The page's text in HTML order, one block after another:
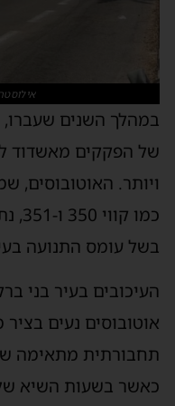
במהלך השנים שעברו,
של הפקקים מאשדוד
ויותר. האוטובוסים,
כמו
בשל עומס התנועה
העיכובים בעיר בני
אוטובוסים נעים
תחבורתית מתאימה
כאשר בשעות השיא